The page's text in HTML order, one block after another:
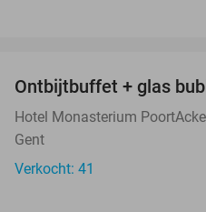
Ontbijtbuffet + glas
Hotel Monasterium
Gent
Verkocht: 41